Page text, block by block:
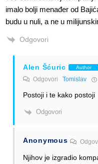
imalo bolji menađer od
budu u nuli, a ne u
Odgovori
Alen Šćuric Author
Odgovori Tomislav
Postoji i te kako postoji
Odgovori
Anonymous
Njihov je izgradio